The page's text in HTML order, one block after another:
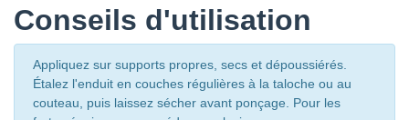
Conseils d'utilisation
Appliquez sur supports propres, secs et dépoussiérés.
Étalez l'enduit en couches régulières à la taloche ou au
couteau, puis laissez sécher avant ponçage. Pour les